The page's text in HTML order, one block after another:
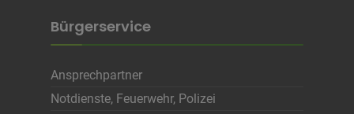
Bürgerservice
Ansprechpartner
Notdienste, Feuerwehr, Polizei